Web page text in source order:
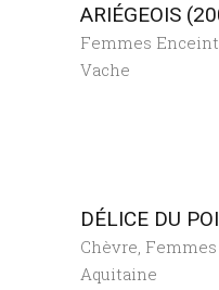
ARIÉGEOIS
Femmes
Vache
DÉLICE DU
Chèvre,
Aquitaine